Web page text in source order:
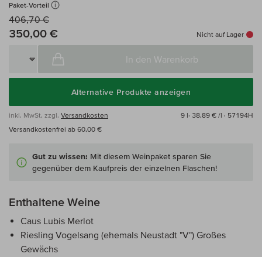
Paket-Vorteil
406,70 €
350,00 € Nicht auf Lager
In den Warenkorb
Alternative Produkte anzeigen
inkl. MwSt, zzgl. Versandkosten 9 l· 38,89 € /l · 57194H
Versandkostenfrei ab 60,00 €
Gut zu wissen: Mit diesem Weinpaket sparen Sie
gegenüber dem Kaufpreis der einzelnen Flaschen!
Enthaltene Weine
Caus Lubis Merlot
Riesling Vogelsang (ehemals Neustadt "V") Großes
Gewächs